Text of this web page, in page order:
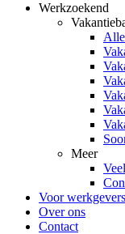
Werkzoekend
Meer
Voor werkgevers
Over ons
Contact